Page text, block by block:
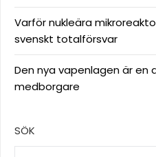
Varför nukleära
svenskt totalförsvar
Den nya vapenlagen är
medborgare
SÖK